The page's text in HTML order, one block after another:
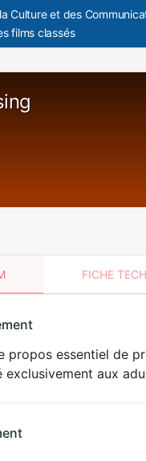
Culture et des
films classés
FICHE
SEXUALITÉ
EXPLICITE
propos essentiel de
aux